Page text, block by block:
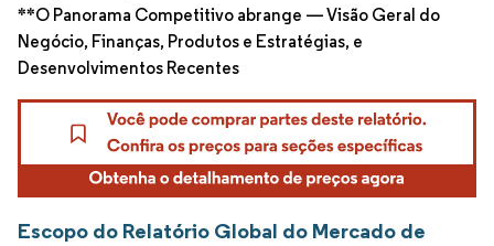
**O Panorama Competitivo abrange — Visão Geral do
Negócio, Finanças, Produtos e Estratégias, e
Desenvolvimentos Recentes
Escopo do Relatório Global do Mercado de